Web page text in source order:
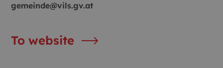
gemeinde@vils.gv.at
To website